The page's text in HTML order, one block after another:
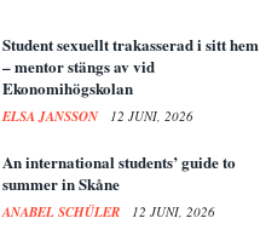
Student sexuellt trakasserad i sitt hem
– mentor stängs av vid
Ekonomihögskolan
ELSA JANSSON 12 JUNI, 2026
An international students’ guide to
summer in Skåne
ANABEL SCHÜLER 12 JUNI, 2026